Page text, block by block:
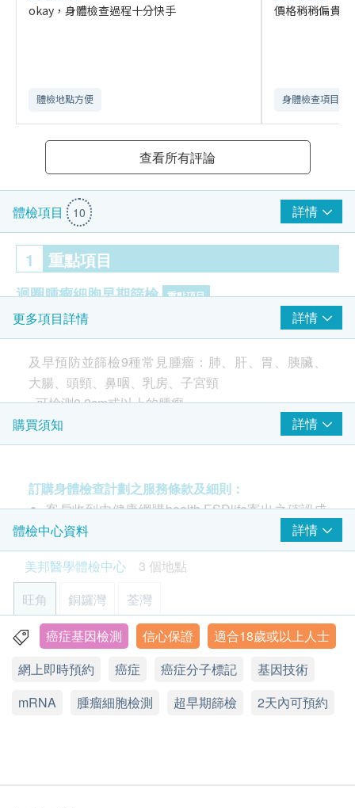
okay，身體檢查過程十分快手
體檢地點方便
價格稍稍偏貴
身體檢查項目全
查看所有評論
體檢項目 10 詳情
1 重點項目
迴圈腫瘤細胞早期篩檢 重點項目
子宮頸腫瘤細胞
2 基本項目
迴圈腫瘤細胞早期篩檢
肺腫瘤細胞
胃腫瘤細胞
胰臟腫瘤細胞
大腸腫瘤細胞
頭頸腫瘤細胞
鼻咽腫瘤細胞
乳房腫瘤細胞
報告
醫護人員(註冊西醫或註冊護士等)講解報告
更多項目詳情 詳情
及早預防並篩檢9種常見腫瘤：肺、肝、胃、胰臟、
大腸、頭頸、鼻咽、乳房、子宮頸
- 可檢測0.2cm或以上的腫瘤
- 只需抽取少量血液檢驗，絕無輻射
- 準確度、靈敏度及特異性可高達93-97%
mRNA循環腫瘤細胞檢測是什麼?
與DNA檢測不同，mRNA檢測並非分析基因序列，而
是檢測基因要產生「蛋白質」前中間產物- mRNA的
產量。當細胞在活動時，基因就會具有高度活性，為
了要產生足夠的蛋白質「做工」，所以mRNA的產量
也會上升，藉由偵測與疾病相關的mRNA分子標記的
產量，就可評估身體目前的狀況，如是否罹病、疾病
目前狀態、治療狀況等等。
為什麼需要做mRNA循環腫瘤細胞檢測?
購買須知 詳情
訂購身體檢查計劃之服務條款及細則：
客戶收到由健康網購health.ESDlife寄出之確認成
功付款電郵後，美邦醫學體檢中心將於隨後1-2個
工作天的辦公時間內，致電客戶預約身體檢查的時
間及地點。客戶亦可致電查詢或在訂單確認後1個
工作天致電該中心預約 (電話：2369 0680)。
購買計劃後可安排由健康網購health.ESDlife發出
的正式收據，並於7-14個工作天後寄出。客戶可於
購買時提出收據要求，或經以下方法聯絡客戶服務
員: 電郵 (
support@esdlife.com) 或電話 (3151
2288)。
健康檢查計劃只適用於10歲或以上之人士
體檢中心資料
詳情
美邦醫學體檢中心
3 個地點
旺角
銅鑼灣 荃灣
旺角亞皆老街8號朗豪坊辦公室大樓11樓
顯示地圖
星期一至六︰9:00a.m. – 1:00p.m.; 2:00p.m. – 6:00p.m.
癌症基因檢測 信心保證
適合18歲或以上人士
網上即時預約
癌症 癌症分子標記
基因技術
mRNA
腫瘤細胞檢測 超早期篩檢 2天內可預約